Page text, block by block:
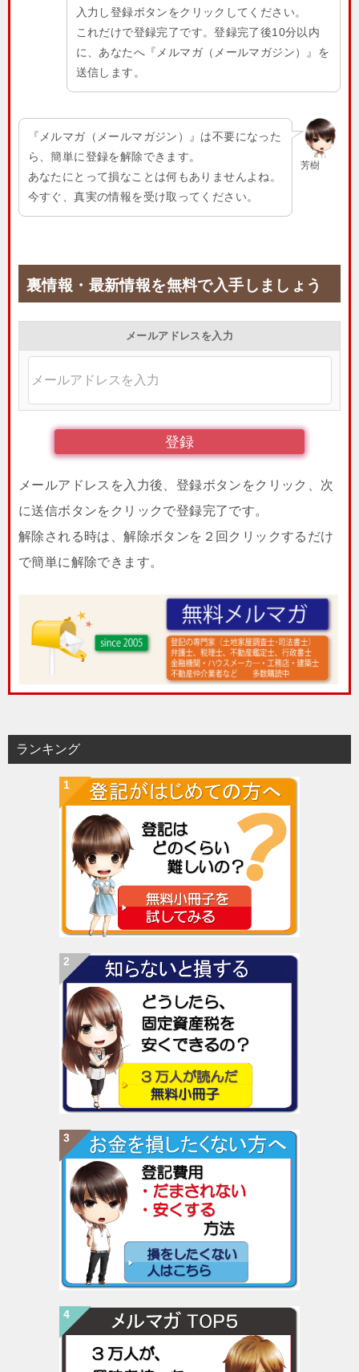
入力し登録ボタンをクリックしてください。
これだけで登録完了です。登録完了後10分以内
に、あなたへ『メルマガ（メールマガジン）』を
送信します。
芳樹
『メルマガ（メールマガジン）』は不要になった
ら、簡単に登録を解除できます。
あなたにとって損なことは何もありませんよね。
今すぐ、真実の情報を受け取ってください。
裏情報・最新情報を無料で入手しましょう
メールアドレスを入力
メールアドレスを入力後、登録ボタンをクリック、次
に送信ボタンをクリックで登録完了です。
解除される時は、解除ボタンを２回クリックするだけ
で簡単に解除できます。
ランキング